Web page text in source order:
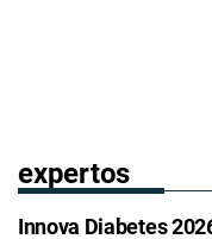
expertos
Innova Diabetes